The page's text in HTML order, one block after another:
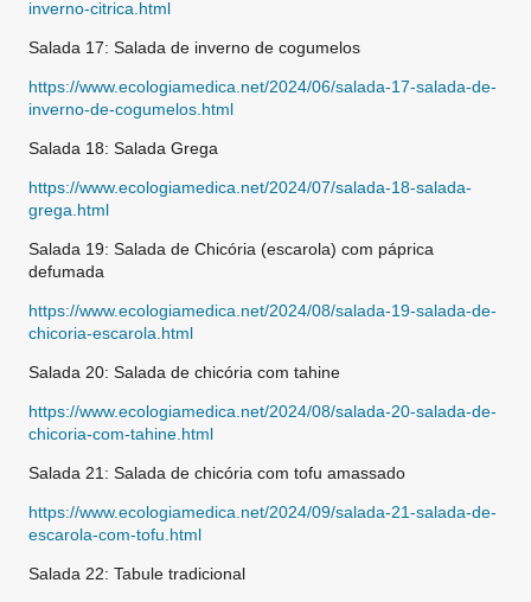
inverno-citrica.html
Salada 17: Salada de inverno de cogumelos
https://www.ecologiamedica.net/2024/06/salada-17-salada-de-
inverno-de-cogumelos.html
Salada 18: Salada Grega
https://www.ecologiamedica.net/2024/07/salada-18-salada-
grega.html
Salada 19: Salada de Chicória (escarola) com páprica
defumada
https://www.ecologiamedica.net/2024/08/salada-19-salada-de-
chicoria-escarola.html
Salada 20: Salada de chicória com tahine
https://www.ecologiamedica.net/2024/08/salada-20-salada-de-
chicoria-com-tahine.html
Salada 21: Salada de chicória com tofu amassado
https://www.ecologiamedica.net/2024/09/salada-21-salada-de-
escarola-com-tofu.html
Salada 22: Tabule tradicional